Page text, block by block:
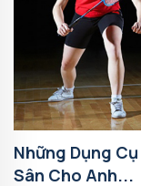
Những Dụng
Sân Cho Anh...